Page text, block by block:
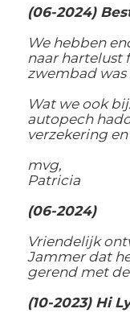
(06-2024)
We hebben
naar hartelust
zwembad was
Wat we ook
autopech
verzekering
mvg,
Patricia
(06-2024)
Vriendelijk
Jammer dat
gerend met
(10-2023) Hi